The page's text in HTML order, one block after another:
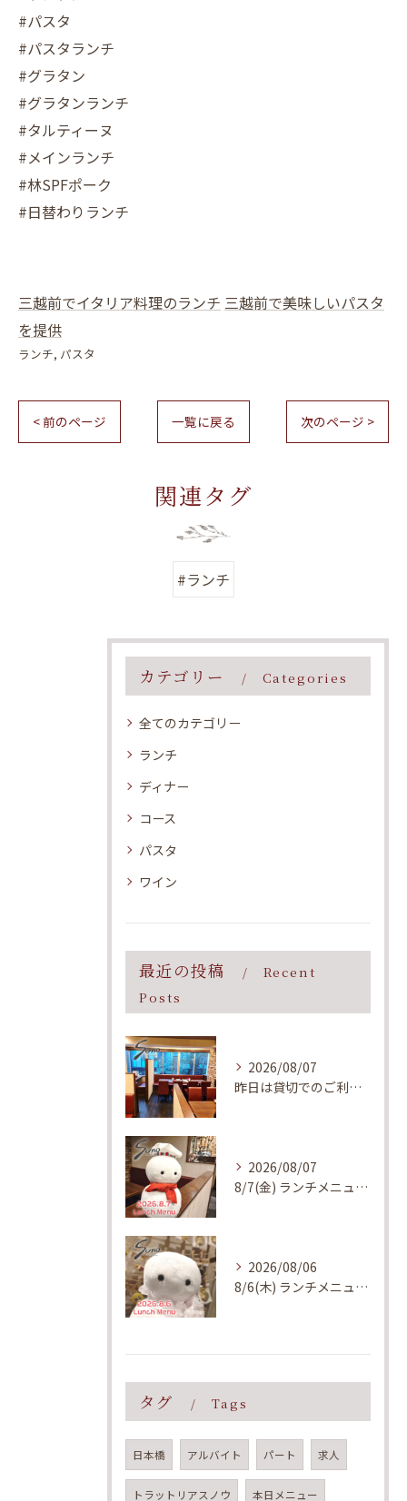
#パスタ
#パスタランチ
#グラタン
#グラタンランチ
#タルティーヌ
#メインランチ
#林SPFポーク
#日替わりランチ
三越前でイタリア料理のランチ 三越前で美味しいパスタ
を提供
ランチ パスタ
< 前のページ 一覧に戻る 次のページ >
関連タグ
#ランチ
カテゴリー Categories
全てのカテゴリー
ランチ
ディナー
コース
パスタ
ワイン
最近の投稿
Recent
Posts
2026/08/07
昨日は貸切でのご利用、誠にありがとうございました！
2026/08/07
8/7(金) ランチメニューのご案内
2026/08/06
8/6(木) ランチメニューのご案内
タグ Tags
日本橋 アルバイト パート 求人
トラットリアスノウ 本日メニュー